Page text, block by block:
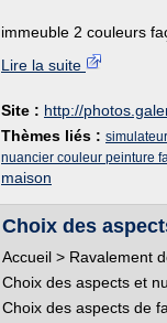
immeuble 2 couleurs
Lire la suite
Site : http://
Thèmes liés :
nuancier couleur peinture
maison
Choix des
Accueil > Ravalement
Choix des aspects et
Choix des aspects de